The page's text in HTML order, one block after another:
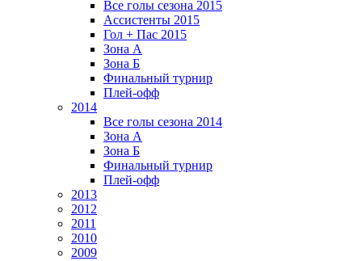
Все голы сезона 2015
Ассистенты 2015
Гол + Пас 2015
Зона А
Зона Б
Финальный турнир
Плей-офф
2014
Все голы сезона 2014
Зона А
Зона Б
Финальный турнир
Плей-офф
2013
2012
2011
2010
2009